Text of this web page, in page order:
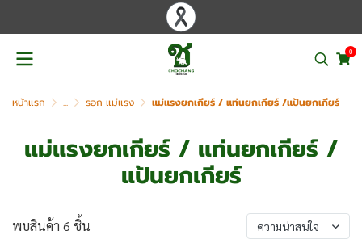
0
หน้าแรก ... รอก แม่แรง แม่แรงยกเกียร์ / แท่นยกเกียร์ /แป้นยกเกียร์
แม่แรงยกเกียร์ / แท่นยกเกียร์ /
แป้นยกเกียร์
พบสินค้า 6 ชิ้น ความน่าสนใจ